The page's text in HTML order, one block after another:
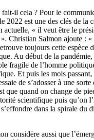
il cela ? Pour le
2022 est une des clés de la
actuelle, « il veut être le
Christian Salmon ajoute :
toujours cette espèce
Au début de la
fragile de l’homme
Et puis les mois
de s’adosser à une
que quand on change de
scientifique puis qu’on
dans la spirale du
considère aussi que